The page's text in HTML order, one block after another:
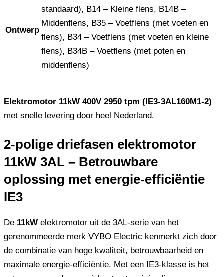
Ontwerp
standaard), B14 – Kleine flens, B14B –
Middenflens, B35 – Voetflens (met voeten en
flens), B34 – Voetflens (met voeten en kleine
flens), B34B – Voetflens (met poten en
middenflens)
Elektromotor 11kW 400V 2950 tpm (IE3-3AL160M1-2)
met snelle levering door heel Nederland.
2-polige driefasen elektromotor
11kW 3AL – Betrouwbare
oplossing met energie-efficiëntie
IE3
De 11kW elektromotor uit de 3AL-serie van het
gerenommeerde merk VYBO Electric kenmerkt zich door
de combinatie van hoge kwaliteit, betrouwbaarheid en
maximale energie-efficiëntie. Met een IE3-klasse is het